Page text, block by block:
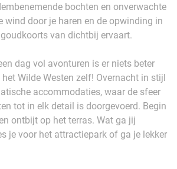
bochten en onverwachte
wind door je haren en de opwinding in
van dichtbij ervaart.
dag vol avonturen is er niets beter
Wilde Westen zelf! Overnacht in stijl
accommodaties, waar de sfeer
tot in elk detail is doorgevoerd. Begin
ontbijt op het terras. Wat ga jij
je voor het attractiepark of ga je lekker